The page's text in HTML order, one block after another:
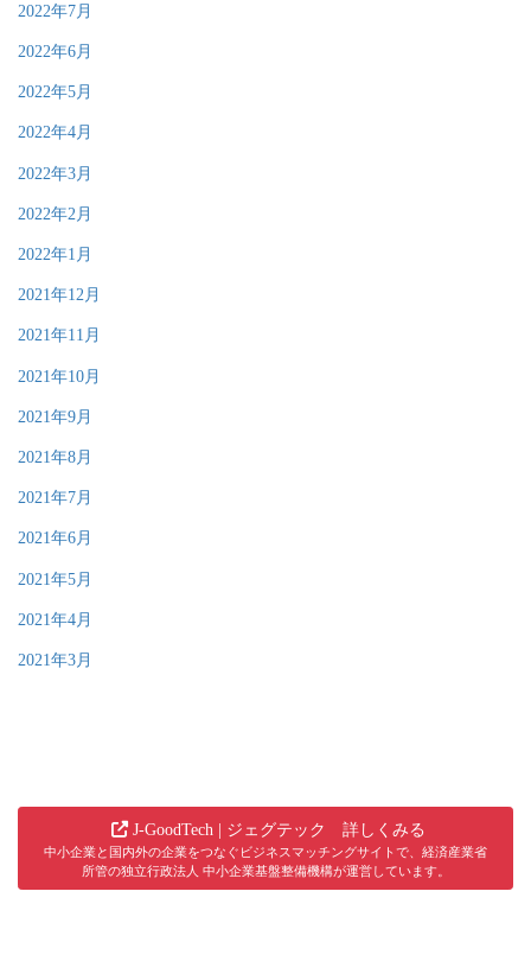
2022年7月
2022年6月
2022年5月
2022年4月
2022年3月
2022年2月
2022年1月
2021年12月
2021年11月
2021年10月
2021年9月
2021年8月
2021年7月
2021年6月
2021年5月
2021年4月
2021年3月
J-GoodTech | ジェグテック 詳しくみる
中小企業と国内外の企業をつなぐビジネスマッチングサイトで、経済産業省
所管の独立行政法人 中小企業基盤整備機構が運営しています。